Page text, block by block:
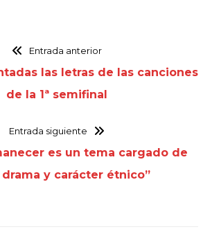
Entrada anterior
las letras de las canciones
de la 1ª semifinal
Entrada siguiente
es un tema cargado de
y carácter étnico”